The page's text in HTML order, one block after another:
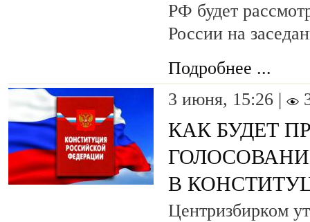
РФ будет
России на
Подробнее ...
3 июня, 15:26 |
КАК БУДЕТ
В
Центризбирком